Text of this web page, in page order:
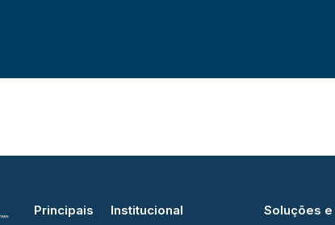
Principais Institucional Soluções